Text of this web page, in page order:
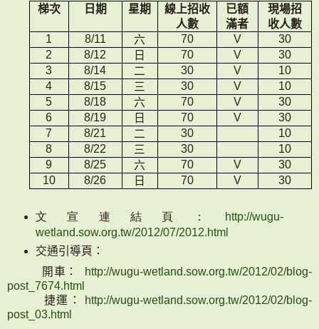
梯次 日期 星期
線上招收
人數
已額
滿者
現場招
收人數
1 8/11 六 70 V
30
2
8/12 日 70 V
30
3
8/14 二 30 V
10
4
8/15 三 30 V
10
5
8/18 六 70 V
30
6
8/19 日 70 V
30
7
8/21 二 30
10
8
8/22 三 30
10
9
8/25 六 70 V
30
10
8/26 日 70 V 30
文宣連結頁： http://wugu-
wetland.sow.org.tw/2012/07/2012.html
交通引導頁：
開車：
http://wugu-wetland.sow.org.tw/2012/02/blog-
post_7674.html
捷運：
http://wugu-wetland.sow.org.tw/2012/02/blog-
post_03.html